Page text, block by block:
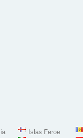
Islas Feroe